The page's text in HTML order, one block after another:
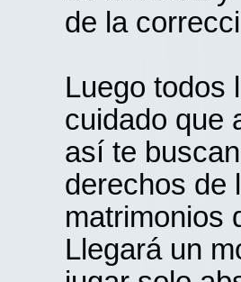
de la
Luego todos
cuidado que
así te
derechos de
matrimonios
Llegará un